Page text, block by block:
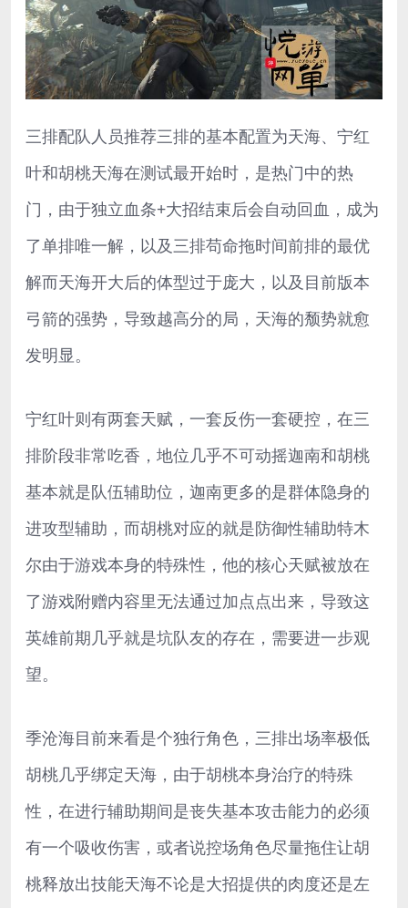
三排配队人员推荐三排的基本配置为天海、宁红
叶和胡桃天海在测试最开始时，是热门中的热
门，由于独立血条+大招结束后会自动回血，成为
了单排唯一解，以及三排苟命拖时间前排的最优
解而天海开大后的体型过于庞大，以及目前版本
弓箭的强势，导致越高分的局，天海的颓势就愈
发明显。
宁红叶则有两套天赋，一套反伤一套硬控，在三
排阶段非常吃香，地位几乎不可动摇迦南和胡桃
基本就是队伍辅助位，迦南更多的是群体隐身的
进攻型辅助，而胡桃对应的就是防御性辅助特木
尔由于游戏本身的特殊性，他的核心天赋被放在
了游戏附赠内容里无法通过加点点出来，导致这
英雄前期几乎就是坑队友的存在，需要进一步观
望。
季沧海目前来看是个独行角色，三排出场率极低
胡桃几乎绑定天海，由于胡桃本身治疗的特殊
性，在进行辅助期间是丧失基本攻击能力的必须
有一个吸收伤害，或者说控场角色尽量拖住让胡
桃释放出技能天海不论是大招提供的肉度还是左